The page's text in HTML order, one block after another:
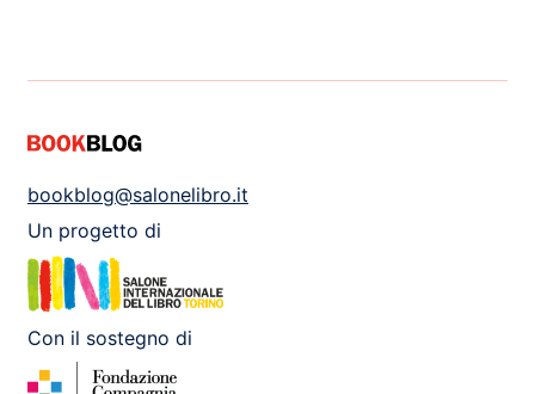
bookblog@salonelibro.it
Un progetto di
Con il sostegno di